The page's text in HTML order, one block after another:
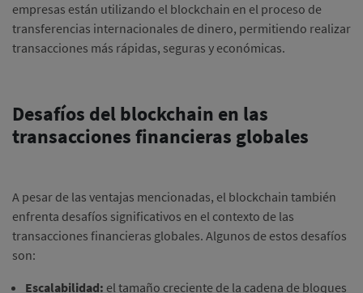
empresas están utilizando el blockchain en el proceso de
transferencias internacionales de dinero, permitiendo realizar
transacciones más rápidas, seguras y económicas.
Desafíos del blockchain en las
transacciones financieras globales
A pesar de las ventajas mencionadas, el blockchain también
enfrenta desafíos significativos en el contexto de las
transacciones financieras globales. Algunos de estos desafíos
son:
Escalabilidad: el tamaño creciente de la cadena de bloques